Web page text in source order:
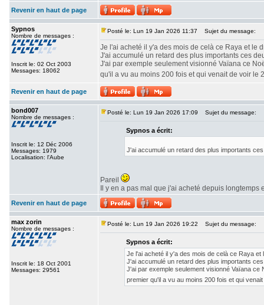
Revenir en haut de page
Sypnos
Nombre de messages :
Inscrit le: 02 Oct 2003
Messages: 18062
Posté le: Lun 19 Jan 2026 11:37 Sujet du message:
Je l'ai acheté il y'a des mois de celà ce Raya et le
J'ai accumulé un retard des plus importants ces
J'ai par exemple seulement visionné Vaïana ce
qu'il a vu au moins 200 fois et qui venait de voir le
Revenir en haut de page
bond007
Nombre de messages :
Inscrit le: 12 Déc 2006
Messages: 1979
Localisation: l'Aube
Posté le: Lun 19 Jan 2026 17:09 Sujet du message:
Sypnos a écrit:
J'ai accumulé un retard des plus importants
Pareil
Il y en a pas mal que j'ai acheté depuis
Revenir en haut de page
max zorin
Nombre de messages :
Inscrit le: 18 Oct 2001
Messages: 29561
Posté le: Lun 19 Jan 2026 19:22 Sujet du message:
Sypnos a écrit:
Je l'ai acheté il y'a des mois de celà ce Raya
J'ai accumulé un retard des plus importants
J'ai par exemple seulement visionné Vaïana
premier qu'il a vu au moins 200 fois et qui